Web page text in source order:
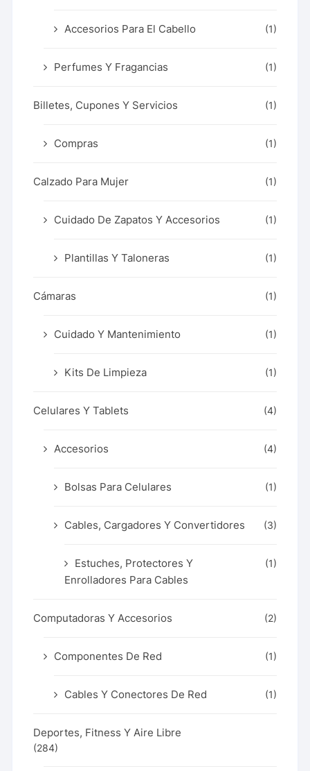
Accesorios Para El Cabello (1)
Perfumes Y Fragancias (1)
Billetes, Cupones Y Servicios (1)
Compras (1)
Calzado Para Mujer (1)
Cuidado De Zapatos Y Accesorios (1)
Plantillas Y Taloneras (1)
Cámaras (1)
Cuidado Y Mantenimiento (1)
Kits De Limpieza (1)
Celulares Y Tablets (4)
Accesorios (4)
Bolsas Para Celulares (1)
Cables, Cargadores Y Convertidores (3)
Estuches, Protectores Y
Enrolladores Para Cables
(1)
Computadoras Y Accesorios (2)
Componentes De Red (1)
Cables Y Conectores De Red (1)
Deportes, Fitness Y Aire Libre
(284)